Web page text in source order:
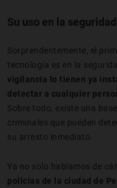
Su uso en la seguridad
Sorprendentemente, el
tecnología es en la
vigilancia lo tienen ya
detectar a cualquier
Sobre todo, existe una
criminales que pueden
su arresto inmediato.
Ya no solo hablamos de
policías de la ciudad de